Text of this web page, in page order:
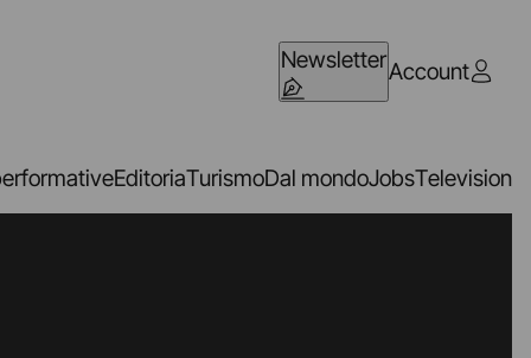
NewsletterAccount
EditoriaTurismoDal mondoJobsTelevision